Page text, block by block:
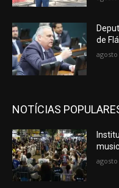
de
agosto
NOTÍCIAS
agosto